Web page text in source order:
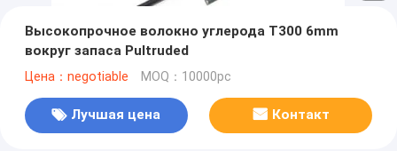
Высокопрочное волокно углерода T300 6mm
вокруг запаса Pultruded
Цена：negotiable MOQ：10000pc
Лучшая цена Контакт